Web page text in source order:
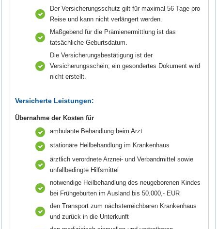
Der Versicherungsschutz gilt für maximal 56 Tage pro
Reise und kann nicht verlängert werden.
Maßgebend für die Prämienermittlung ist das
tatsächliche Geburtsdatum.
Die Versicherungsbestätigung ist der
Versicherungsschein; ein gesondertes Dokument wird
nicht erstellt.
Versicherte Leistungen:
Übernahme der Kosten für
ambulante Behandlung beim Arzt
stationäre Heilbehandlung im Krankenhaus
ärztlich verordnete Arznei- und Verbandmittel sowie
unfallbedingte Hilfsmittel
notwendige Heilbehandlung des neugeborenen Kindes
bei Frühgeburten im Ausland bis 50.000,- EUR
den Transport zum nächsterreichbaren Krankenhaus
und zurück in die Unterkunft